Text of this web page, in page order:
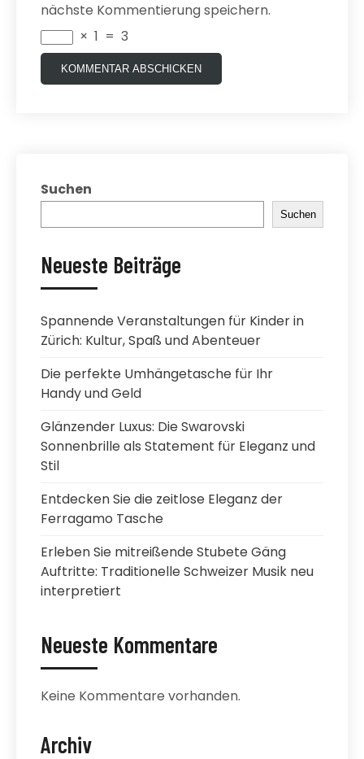
nächste Kommentierung speichern.
× 1 = 3
Suchen
Suchen
Neueste Beiträge
Spannende Veranstaltungen für Kinder in
Zürich: Kultur, Spaß und Abenteuer
Die perfekte Umhängetasche für Ihr
Handy und Geld
Glänzender Luxus: Die Swarovski
Sonnenbrille als Statement für Eleganz und
Stil
Entdecken Sie die zeitlose Eleganz der
Ferragamo Tasche
Erleben Sie mitreißende Stubete Gäng
Auftritte: Traditionelle Schweizer Musik neu
interpretiert
Neueste Kommentare
Keine Kommentare vorhanden.
Archiv